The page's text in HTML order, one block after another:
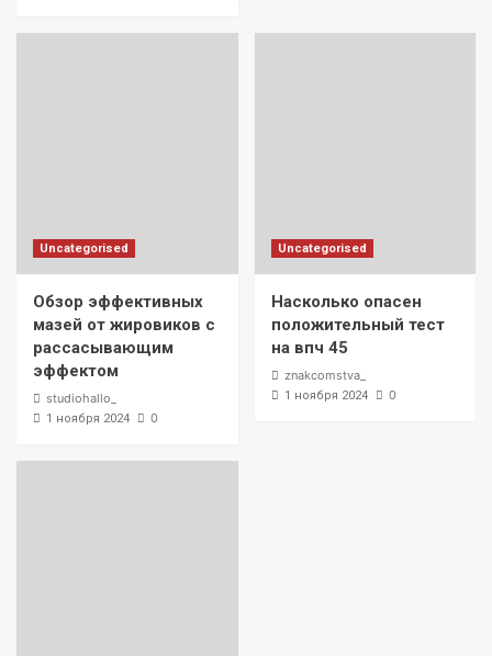
Uncategorised
Обзор эффективных
мазей от жировиков с
рассасывающим
эффектом
studiohallo_
1 ноября 2024 0
Uncategorised
Насколько опасен
положительный тест
на впч 45
znakcomstva_
1 ноября 2024 0